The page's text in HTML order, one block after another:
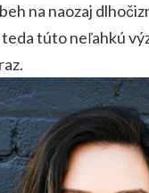
na naozaj
túto neľahkú